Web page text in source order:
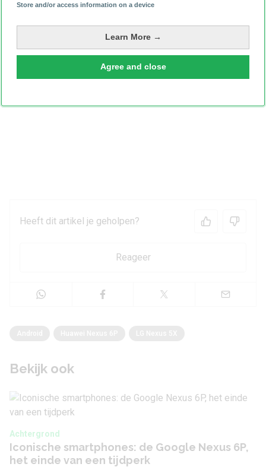
Store and/or access information on a device
Learn More →
Agree and close
Heeft dit artikel je geholpen?
Reageer
Bekijk ook
Achtergrond
Iconische smartphones: de Google Nexus 6P,
het einde van een tijdperk